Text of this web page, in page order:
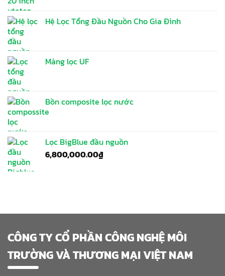
Hệ Lọc Tổng Đầu Nguồn Cho Gia Đình
Màng lọc UF
Bồn composite lọc nước
Lọc BigBlue đầu nguồn
6,800,000.00₫
CÔNG TY CỔ PHẦN CÔNG NGHỆ MÔI
TRƯỜNG VÀ THƯƠNG MẠI VIỆT NAM